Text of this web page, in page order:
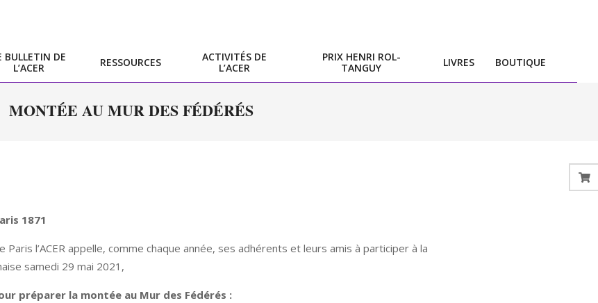
Primary
Menu
BULLETIN DE
L’ACER
RESSOURCES
ACTIVITÉS DE
L’ACER
PRIX HENRI ROL-
TANGUY
LIVRES BOUTIQUE
MONTÉE AU MUR DES FÉDÉRÉS
1871
Paris l’ACER appelle, comme chaque année, ses adhérents et leurs amis à participer à la
samedi 29 mai 2021,
préparer la montée au Mur des Fédérés :